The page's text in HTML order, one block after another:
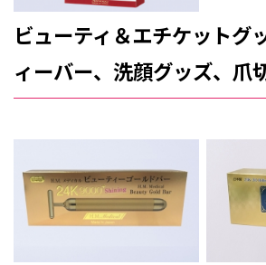
ビューティ＆エチケットグ
ィーバー、洗顔グッズ、爪